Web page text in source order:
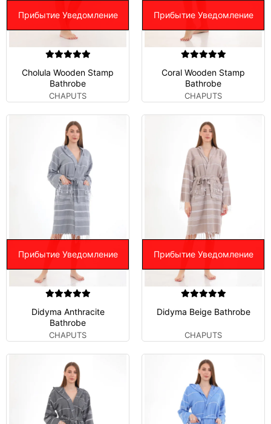
Прибытие Уведомление
Cholula Wooden Stamp
Bathrobe
CHAPUTS
Прибытие Уведомление
Coral Wooden Stamp
Bathrobe
CHAPUTS
Прибытие Уведомление
Didyma Anthracite
Bathrobe
CHAPUTS
Прибытие Уведомление
Didyma Beige Bathrobe
CHAPUTS